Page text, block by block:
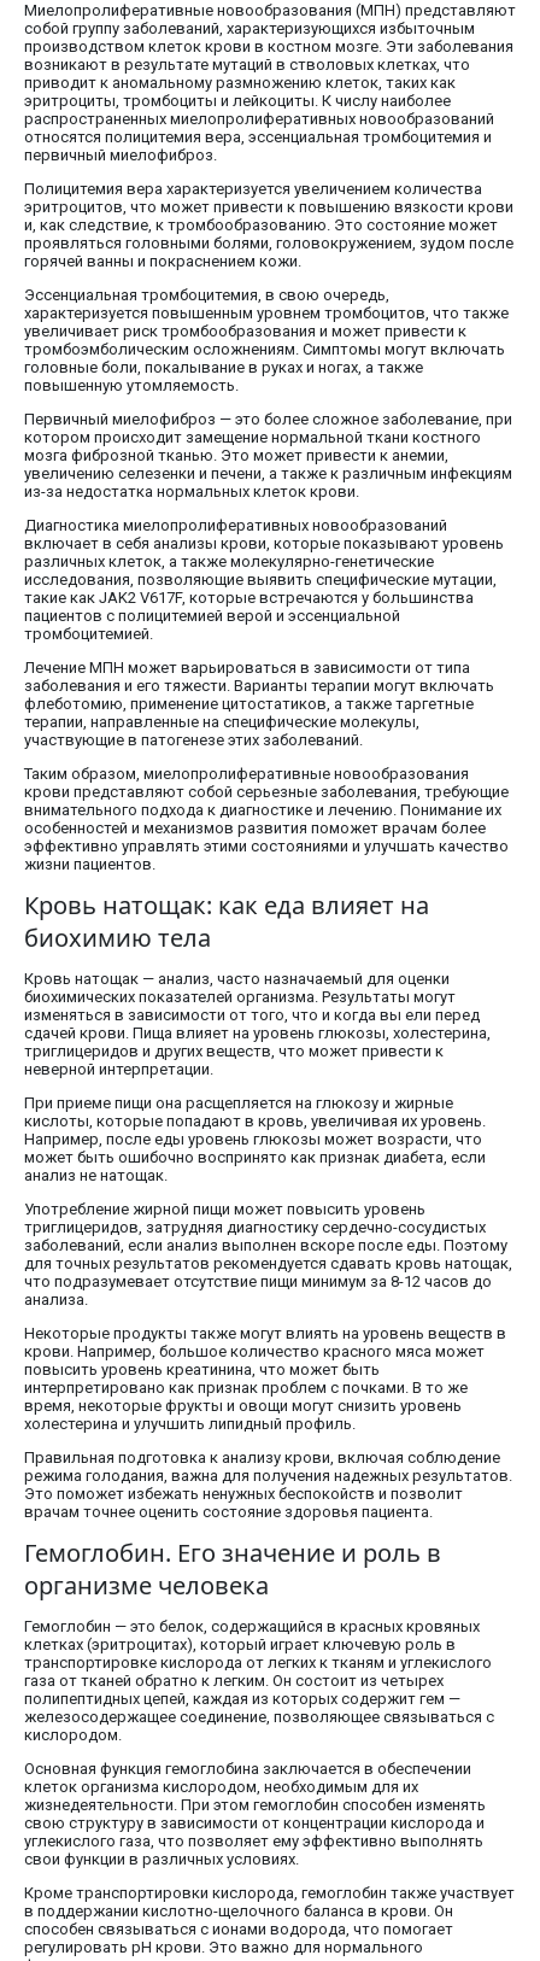
Миелопролиферативные новообразования (МПН) представляют
собой группу заболеваний, характеризующихся избыточным
производством клеток крови в костном мозге. Эти заболевания
возникают в результате мутаций в стволовых клетках, что
приводит к аномальному размножению клеток, таких как
эритроциты, тромбоциты и лейкоциты. К числу наиболее
распространенных миелопролиферативных новообразований
относятся полицитемия вера, эссенциальная тромбоцитемия и
первичный миелофиброз.
Полицитемия вера характеризуется увеличением количества
эритроцитов, что может привести к повышению вязкости крови
и, как следствие, к тромбообразованию. Это состояние может
проявляться головными болями, головокружением, зудом после
горячей ванны и покраснением кожи.
Эссенциальная тромбоцитемия, в свою очередь,
характеризуется повышенным уровнем тромбоцитов, что также
увеличивает риск тромбообразования и может привести к
тромбоэмболическим осложнениям. Симптомы могут включать
головные боли, покалывание в руках и ногах, а также
повышенную утомляемость.
Первичный миелофиброз — это более сложное заболевание, при
котором происходит замещение нормальной ткани костного
мозга фиброзной тканью. Это может привести к анемии,
увеличению селезенки и печени, а также к различным инфекциям
из-за недостатка нормальных клеток крови.
Диагностика миелопролиферативных новообразований
включает в себя анализы крови, которые показывают уровень
различных клеток, а также молекулярно-генетические
исследования, позволяющие выявить специфические мутации,
такие как JAK2 V617F, которые встречаются у большинства
пациентов с полицитемией верой и эссенциальной
тромбоцитемией.
Лечение МПН может варьироваться в зависимости от типа
заболевания и его тяжести. Варианты терапии могут включать
флеботомию, применение цитостатиков, а также таргетные
терапии, направленные на специфические молекулы,
участвующие в патогенезе этих заболеваний.
Таким образом, миелопролиферативные новообразования
крови представляют собой серьезные заболевания, требующие
внимательного подхода к диагностике и лечению. Понимание их
особенностей и механизмов развития поможет врачам более
эффективно управлять этими состояниями и улучшать качество
жизни пациентов.
Кровь натощак: как еда влияет на
биохимию тела
Кровь натощак — анализ, часто назначаемый для оценки
биохимических показателей организма. Результаты могут
изменяться в зависимости от того, что и когда вы ели перед
сдачей крови. Пища влияет на уровень глюкозы, холестерина,
триглицеридов и других веществ, что может привести к
неверной интерпретации.
При приеме пищи она расщепляется на глюкозу и жирные
кислоты, которые попадают в кровь, увеличивая их уровень.
Например, после еды уровень глюкозы может возрасти, что
может быть ошибочно воспринято как признак диабета, если
анализ не натощак.
Употребление жирной пищи может повысить уровень
триглицеридов, затрудняя диагностику сердечно-сосудистых
заболеваний, если анализ выполнен вскоре после еды. Поэтому
для точных результатов рекомендуется сдавать кровь натощак,
что подразумевает отсутствие пищи минимум за 8-12 часов до
анализа.
Некоторые продукты также могут влиять на уровень веществ в
крови. Например, большое количество красного мяса может
повысить уровень креатинина, что может быть
интерпретировано как признак проблем с почками. В то же
время, некоторые фрукты и овощи могут снизить уровень
холестерина и улучшить липидный профиль.
Правильная подготовка к анализу крови, включая соблюдение
режима голодания, важна для получения надежных результатов.
Это поможет избежать ненужных беспокойств и позволит
врачам точнее оценить состояние здоровья пациента.
Гемоглобин. Его значение и роль в
организме человека
Гемоглобин — это белок, содержащийся в красных кровяных
клетках (эритроцитах), который играет ключевую роль в
транспортировке кислорода от легких к тканям и углекислого
газа от тканей обратно к легким. Он состоит из четырех
полипептидных цепей, каждая из которых содержит гем —
железосодержащее соединение, позволяющее связываться с
кислородом.
Основная функция гемоглобина заключается в обеспечении
клеток организма кислородом, необходимым для их
жизнедеятельности. При этом гемоглобин способен изменять
свою структуру в зависимости от концентрации кислорода и
углекислого газа, что позволяет ему эффективно выполнять
свои функции в различных условиях.
Кроме транспортировки кислорода, гемоглобин также участвует
в поддержании кислотно-щелочного баланса в крови. Он
способен связываться с ионами водорода, что помогает
регулировать pH крови. Это важно для нормального